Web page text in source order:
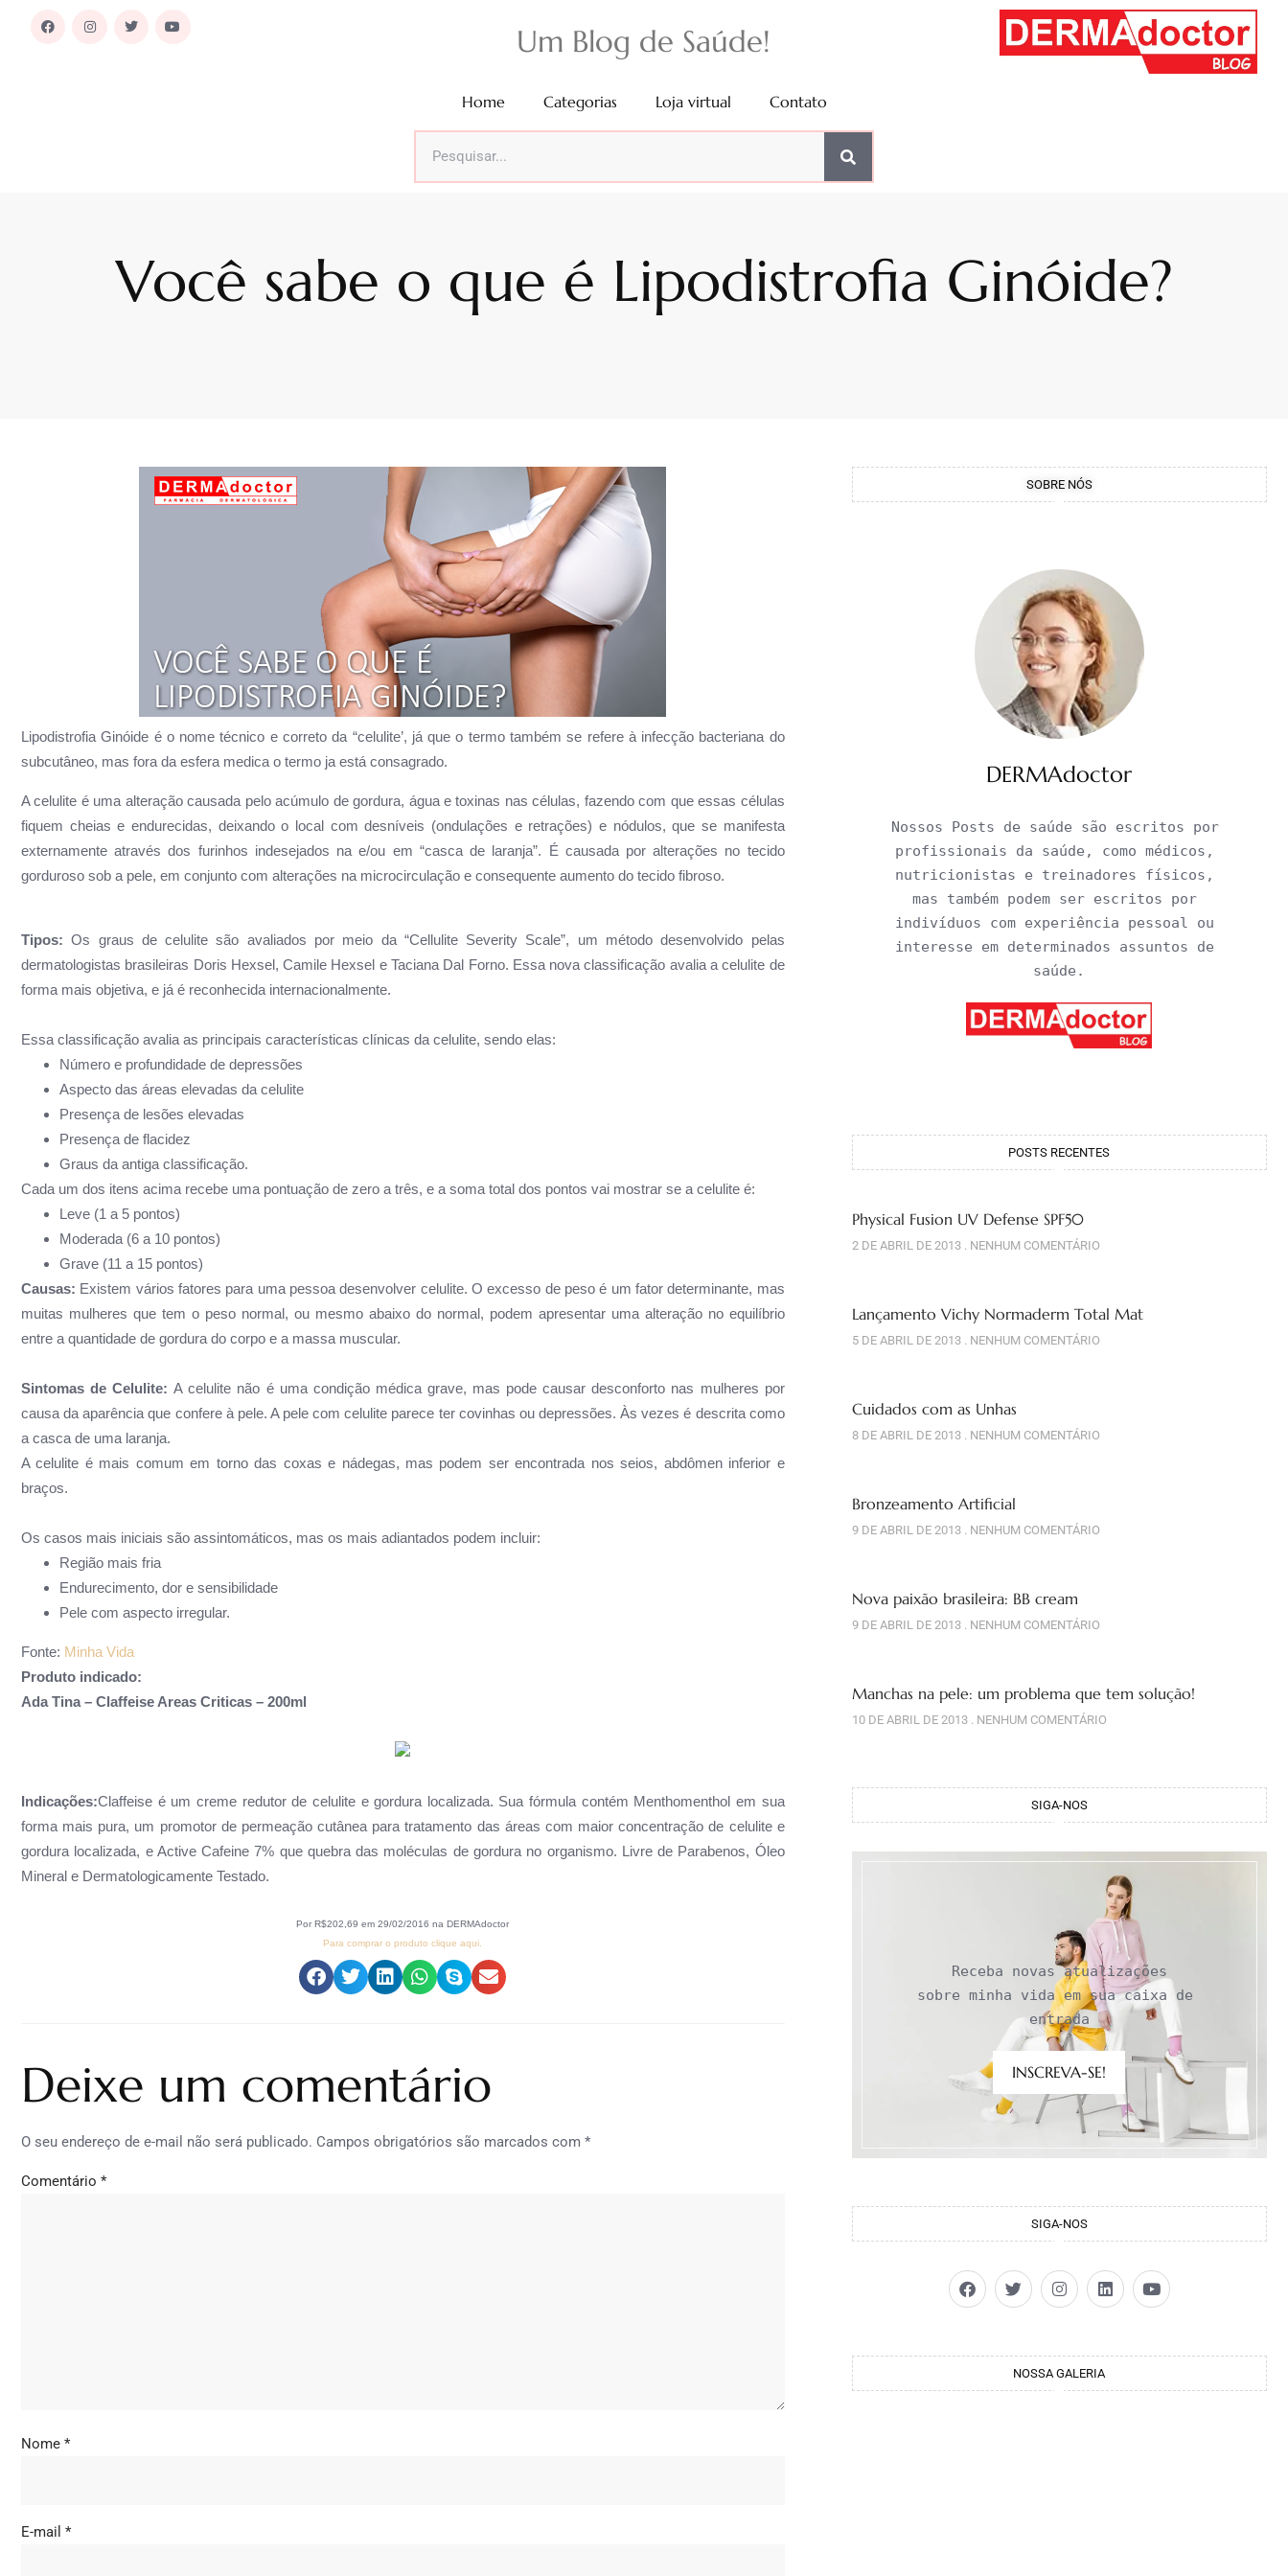
Um Blog de Saúde!
Home Categorias Loja virtual Contato
Você sabe o que é Lipodistrofia Ginóide?
Lipodistrofia Ginóide é o nome técnico e correto da “celulite’, já que o termo também se refere à infecção bacteriana do
subcutâneo, mas fora da esfera medica o termo ja está consagrado.
A celulite é uma alteração causada pelo acúmulo de gordura, água e toxinas nas células, fazendo com que essas células
fiquem cheias e endurecidas, deixando o local com desníveis (ondulações e retrações) e nódulos, que se manifesta
externamente através dos furinhos indesejados na e/ou em “casca de laranja”. É causada por alterações no tecido
gorduroso sob a pele, em conjunto com alterações na microcirculação e consequente aumento do tecido fibroso.
Tipos:Os graus de celulite são avaliados por meio da “Cellulite Severity Scale”, um método desenvolvido pelas
dermatologistas brasileiras Doris Hexsel, Camile Hexsel e Taciana Dal Forno. Essa nova classificação avalia a celulite de
forma mais objetiva, e já é reconhecida internacionalmente.
Essa classificação avalia as principais características clínicas da celulite, sendo elas:
Número e profundidade de depressões
Aspecto das áreas elevadas da celulite
Presença de lesões elevadas
Presença de flacidez
Graus da antiga classificação.
Cada um dos itens acima recebe uma pontuação de zero a três, e a soma total dos pontos vai mostrar se a celulite é:
Leve (1 a 5 pontos)
Moderada (6 a 10 pontos)
Grave (11 a 15 pontos)
Causas: Existem vários fatores para uma pessoa desenvolver celulite. O excesso de peso é um fator determinante, mas
muitas mulheres que tem o peso normal, ou mesmo abaixo do normal, podem apresentar uma alteração no equilíbrio
entre a quantidade de gordura do corpo e a massa muscular.
Sintomas de Celulite:A celulite não é uma condição médica grave, mas pode causar desconforto nas mulheres por
causa da aparência que confere à pele. A pele com celulite parece ter covinhas ou depressões. Às vezes é descrita como
a casca de uma laranja.
A celulite é mais comum em torno das coxas e nádegas, mas podem ser encontrada nos seios, abdômen inferior e
braços.
Os casos mais iniciais são assintomáticos, mas os mais adiantados podem incluir:
Região mais fria
Endurecimento, dor e sensibilidade
Pele com aspecto irregular.
Fonte: Minha Vida
Produto indicado:
Ada Tina – Claffeise Areas Criticas – 200ml
Indicações:Claffeise é um creme redutor de celulite e gordura localizada. Sua fórmula contém Menthomenthol em sua
forma mais pura, um promotor de permeação cutânea para tratamento das áreas com maior concentração de celulite e
gordura localizada, e Active Cafeine 7% que quebra das moléculas de gordura no organismo. Livre de Parabenos, Óleo
Mineral e Dermatologicamente Testado.
Por R$202,69 em 29/02/2016 na DERMAdoctor
Para comprar o produto clique aqui.
Deixe um comentário
O seu endereço de e-mail não será publicado. Campos obrigatórios são marcados com *
Comentário *
Nome *
E-mail *
SOBRE NÓS
DERMAdoctor
Nossos Posts de saúde são escritos por
profissionais da saúde, como médicos,
nutricionistas e treinadores físicos,
mas também podem ser escritos por
indivíduos com experiência pessoal ou
interesse em determinados assuntos de
saúde.
POSTS RECENTES
Physical Fusion UV Defense SPF50
2 DE ABRIL DE 2013 NENHUM COMENTÁRIO
Lançamento Vichy Normaderm Total Mat
5 DE ABRIL DE 2013 NENHUM COMENTÁRIO
Cuidados com as Unhas
8 DE ABRIL DE 2013 NENHUM COMENTÁRIO
Bronzeamento Artificial
9 DE ABRIL DE 2013 NENHUM COMENTÁRIO
Nova paixão brasileira: BB cream
9 DE ABRIL DE 2013 NENHUM COMENTÁRIO
Manchas na pele: um problema que tem solução!
10 DE ABRIL DE 2013 NENHUM COMENTÁRIO
SIGA-NOS
Receba novas atualizações
sobre minha vida em sua caixa de
entrada
INSCREVA-SE!
SIGA-NOS
NOSSA GALERIA